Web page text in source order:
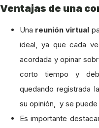
Ventajas de una
Una reunión virtual
ideal, ya que cada
acordada y opinar
corto tiempo y
quedando registrada
su opinión, y se
Es importante